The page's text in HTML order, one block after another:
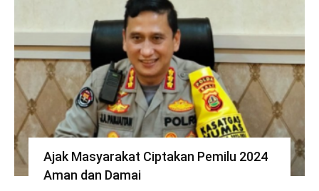
Ajak Masyarakat Ciptakan Pemilu 2024
Aman dan Damai